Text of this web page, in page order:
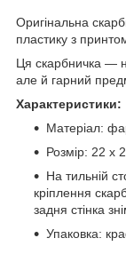
Оригінальна
пластику з
Ця скарбничка —
але й гарний
Характеристики:
Матеріал:
Розмір: 22 х
На тильній
кріплення
задня стінка
Упаковка: